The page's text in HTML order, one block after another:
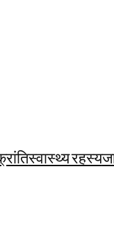
स्वास्थ्य रहस्य